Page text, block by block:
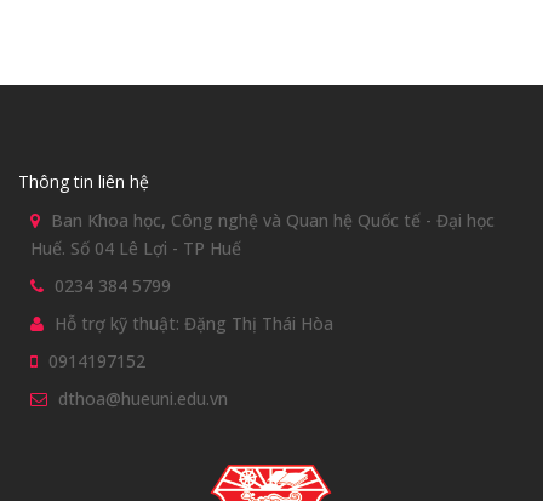
Thông tin liên hệ
Ban Khoa học, Công nghệ và Quan hệ Quốc tế - Đại học
Huế. Số 04 Lê Lợi - TP Huế
0234 384 5799
Hỗ trợ kỹ thuật: Đặng Thị Thái Hòa
0914197152
dthoa@hueuni.edu.vn